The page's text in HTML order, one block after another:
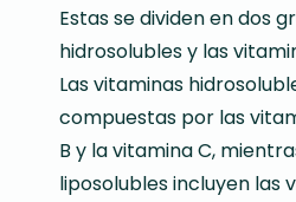
Estas se dividen en dos
hidrosolubles y las
Las vitaminas
compuestas por las
B y la vitamina C,
liposolubles incluyen las